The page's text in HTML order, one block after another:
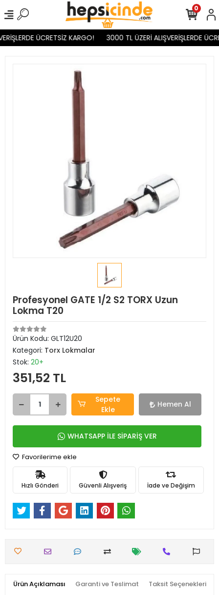
ÜCRETSİZ KARGO! 3000 TL ÜZERİ ALIŞVERİŞLERDE
0
Profesyonel GATE 1/2 S2 TORX Uzun
Lokma T20
Ürün Kodu: GLT12U20
Kategori: Torx Lokmalar
Stok: 20+
351,52 TL
Sepete
Ekle
Hemen Al
WHATSAPP İLE SİPARİŞ VER
Favorilerime ekle
Hızlı Gönderi Güvenli Alışveriş İade ve Değişim
Ürün Açıklaması Garanti ve Teslimat Taksit Seçenekleri